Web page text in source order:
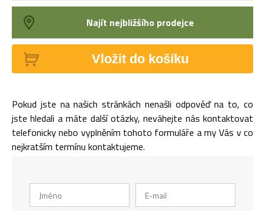
Najít nejbližšího prodejce
Vložit do košíku
Pokud jste na našich stránkách nenašli odpověď na to, co
jste hledali a máte další otázky, neváhejte nás kontaktovat
telefonicky nebo vyplněním tohoto formuláře a my Vás v co
nejkratším termínu kontaktujeme.